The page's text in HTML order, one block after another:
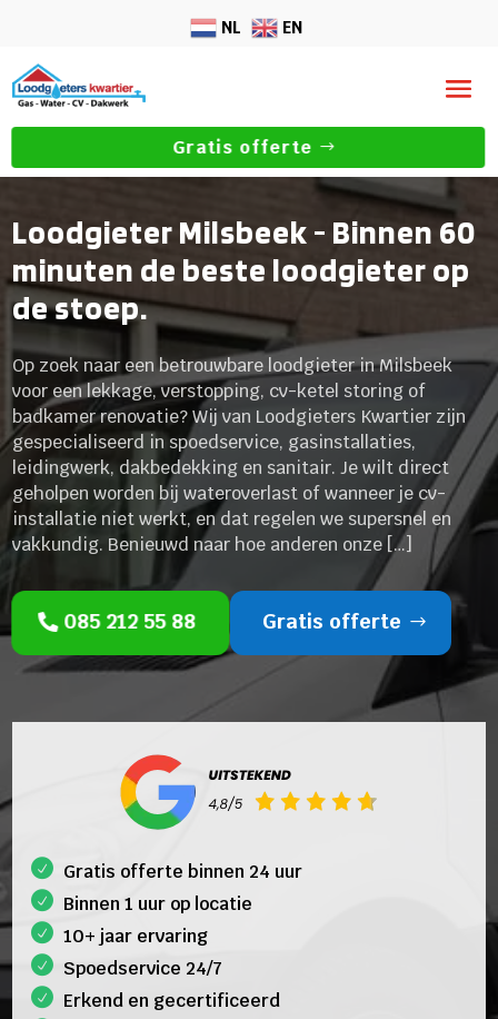
NL EN
Gratis offerte
Loodgieter Milsbeek - Binnen 60
minuten de beste loodgieter op
de stoep.
Op zoek naar een betrouwbare loodgieter in Milsbeek
voor een lekkage, verstopping, cv-ketel storing of
badkamer renovatie? Wij van Loodgieters Kwartier zijn
gespecialiseerd in spoedservice, gasinstallaties,
leidingwerk, dakbedekking en sanitair. Je wilt direct
geholpen worden bij wateroverlast of wanneer je cv-
installatie niet werkt, en dat regelen we supersnel en
vakkundig. Benieuwd naar hoe anderen onze […]
085 212 55 88 Gratis offerte
Gratis offerte binnen 24 uur
Binnen 1 uur op locatie
10+ jaar ervaring
Spoedservice 24/7
Erkend en gecertificeerd